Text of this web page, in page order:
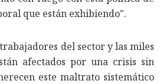
que están exhibiendo".
del sector y las miles
afectados por una crisis sin
este maltrato sistemático